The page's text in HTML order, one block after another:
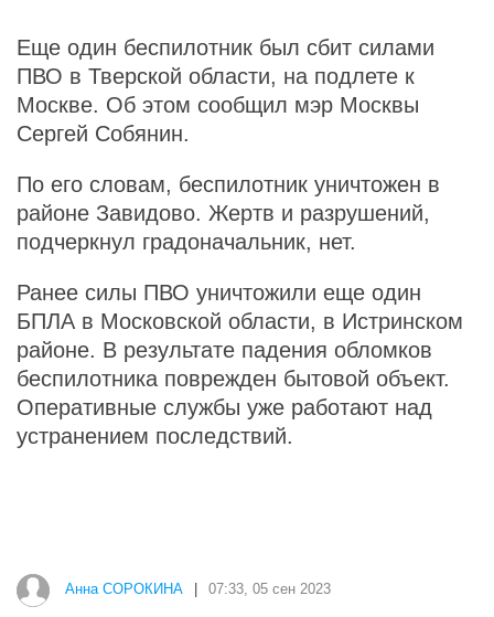
Еще один беспилотник был сбит силами
ПВО в Тверской области, на подлете к
Москве. Об этом сообщил мэр Москвы
Сергей Собянин.
По его словам, беспилотник уничтожен в
районе Завидово. Жертв и разрушений,
подчеркнул градоначальник, нет.
Ранее силы ПВО уничтожили еще один
БПЛА в Московской области, в Истринском
районе. В результате падения обломков
беспилотника поврежден бытовой объект.
Оперативные службы уже работают над
устранением последствий.
Анна СОРОКИНА 07:33, 05 сен 2023